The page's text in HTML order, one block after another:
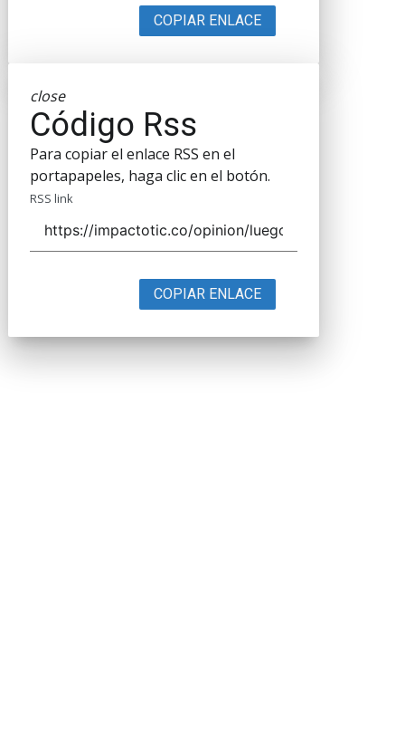
COPIAR ENLACE
close
Código Rss
Para copiar el enlace RSS en el
portapapeles, haga clic en el botón.
RSS link
COPIAR ENLACE